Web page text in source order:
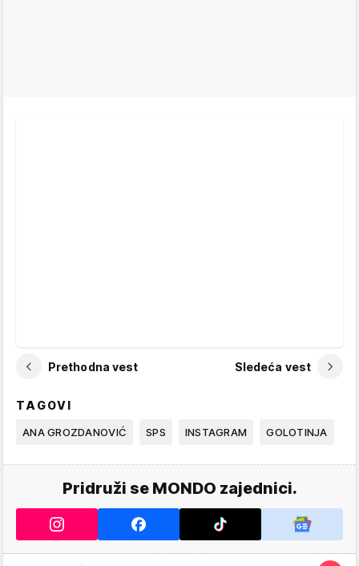
Prethodna vest Sledeća vest
TAGOVI
ANA GROZDANOVIĆ SPS INSTAGRAM GOLOTINJA
Pridruži se MONDO zajednici.